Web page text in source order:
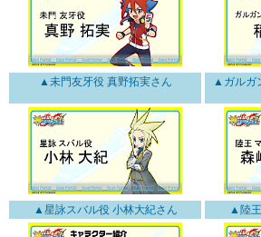
▲未門友牙役 真野拓実さん
▲ガルガ
▲星詠スバル役 小林大紀さん ▲陸